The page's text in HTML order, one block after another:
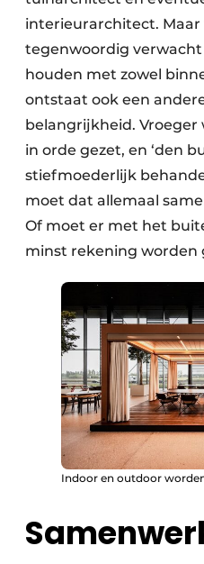
interieurarchitect.
tegenwoordig
houden met zowel
ontstaat ook een
belangrijkheid.
in orde gezet, en ‘den
stiefmoederlijk
moet dat allemaal
Of moet er met het
minst rekening worden
Indoor en outdoor